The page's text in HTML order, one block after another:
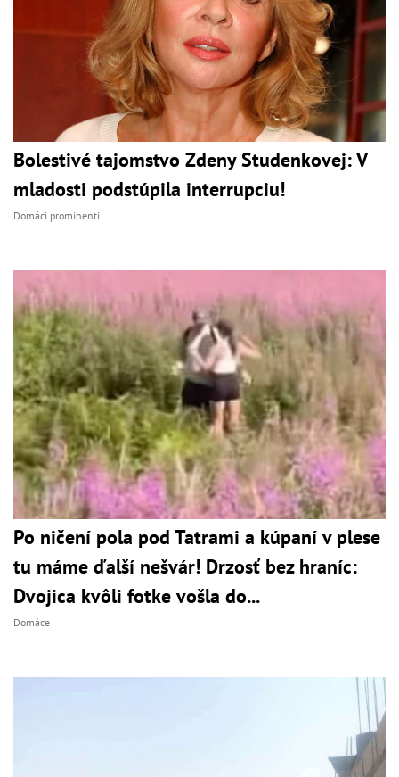
Bolestivé tajomstvo Zdeny Studenkovej: V
mladosti podstúpila interrupciu!
Domáci prominenti
Po ničení pola pod Tatrami a kúpaní v plese
tu máme ďalší nešvár! Drzosť bez hraníc:
Dvojica kvôli fotke vošla do...
Domáce